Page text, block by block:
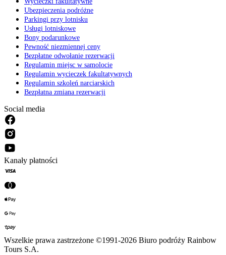
Ubezpieczenia podróżne
Parkingi przy lotnisku
Usługi lotniskowe
Bony podarunkowe
Pewność niezmiennej ceny
Bezpłatne odwołanie rezerwacji
Regulamin miejsc w samolocie
Regulamin wycieczek fakultatywnych
Regulamin szkoleń narciarskich
Bezpłatna zmiana rezerwacji
Social media
Kanały płatności
Wszelkie prawa zastrzeżone ©1991-2026 Biuro podróży Rainbow
Tours S.A.